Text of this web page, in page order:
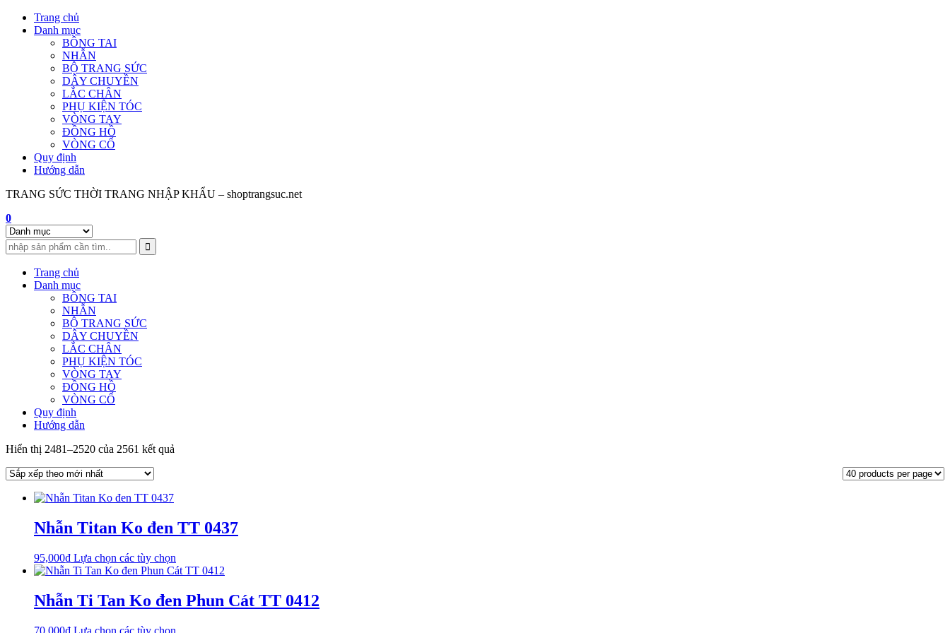
Skip
Trang chủ
Danh mục
BÔNG TAI
NHẪN
BỘ TRANG SỨC
DÂY CHUYỀN
LẮC CHÂN
PHỤ KIỆN TÓC
VÒNG TAY
ĐỒNG HỒ
VÒNG CỔ
Quy định
Hướng dẫn
TRANG SỨC THỜI TRANG NHẬP KHẨU – shoptrangsuc.net
0
Trang chủ
Danh mục
BÔNG TAI
NHẪN
BỘ TRANG SỨC
DÂY CHUYỀN
LẮC CHÂN
PHỤ KIỆN TÓC
VÒNG TAY
ĐỒNG HỒ
VÒNG CỔ
Quy định
Hướng dẫn
Hiển thị 2481–2520 của 2561 kết quả
Nhẫn Titan Ko đen TT 0437
95,000₫ Lựa chọn các tùy chọn
phẩm
nhiều
Nhẫn Ti Tan Ko đen Phun Cát TT 0412
70,000₫ Lựa chọn các tùy chọn